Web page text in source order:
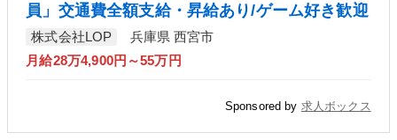
員」交通費全額支給・昇給あり/ゲーム好き歓迎
株式会社LOP
兵庫県 西宮市
月給28万4,900円～55万円
Sponsored by 求人ボックス